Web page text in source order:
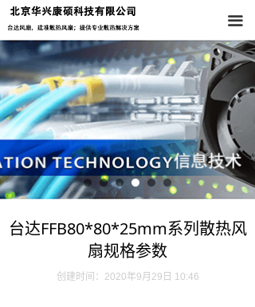
끀
首页
关于我们
产品中心
新闻资讯
联系我们
台达FFB80*80*25mm系列散热风
扇规格参数
创建时间： 2020年9月29日 10:46